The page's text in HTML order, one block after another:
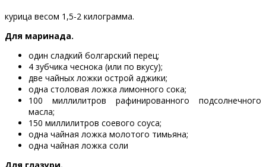
курица весом 1,5-2 килограмма.
Для маринада.
один сладкий болгарский перец;
4 зубчика чеснока (или по вкусу);
две чайных ложки острой аджики;
одна столовая ложка лимонного сока;
100 миллилитров рафинированного подсолнечного
масла;
150 миллилитров соевого соуса;
одна чайная ложка молотого тимьяна;
одна чайная ложка соли